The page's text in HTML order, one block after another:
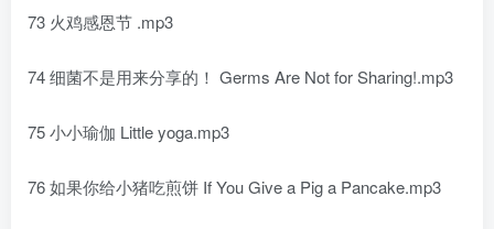
73 火鸡感恩节 .mp3
74 细菌不是用来分享的！ Germs Are Not for Sharing!.mp3
75 小小瑜伽 Little yoga.mp3
76 如果你给小猪吃煎饼 If You Give a Pig a Pancake.mp3